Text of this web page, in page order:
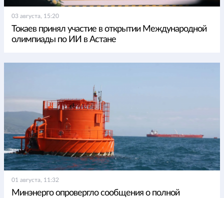
03 августа, 15:20
Токаев принял участие в открытии Международной
олимпиады по ИИ в Астане
01 августа, 11:32
Минэнерго опровергло сообщения о полной